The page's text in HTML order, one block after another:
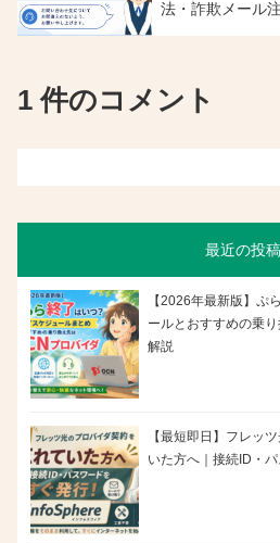
法・詐欺メール
1 件のコメント
最近の投稿
【2026年最新版】ぷ
ールとおすすめの乗
解説
【最短即日】フレッ
いた方へ｜接続ID・